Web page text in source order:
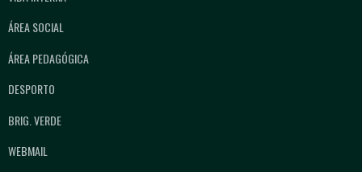
ÁREA SOCIAL
ÁREA PEDAGÓGICA
DESPORTO
BRIG. VERDE
WEBMAIL